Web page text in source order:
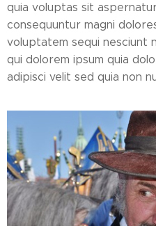
quia voluptas sit
consequuntur magni
voluptatem sequi nesciunt
qui dolorem ipsum quia
adipisci velit sed quia non